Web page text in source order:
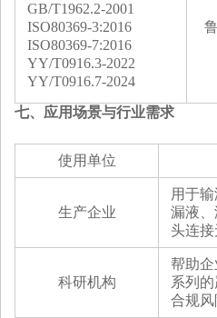
GB/T1962.2-2001
ISO80369-3:2016
ISO80369-7:2016
YY/T0916.3-2022
YY/T0916.7-2024
七、 应用场景与行业需求
使用单位
生产企业
用于
漏液
头连接
科研机构
帮助企
系列
合规风